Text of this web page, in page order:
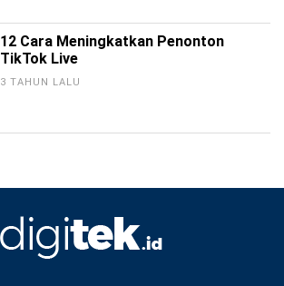
12 Cara Meningkatkan Penonton
TikTok Live
3 TAHUN LALU